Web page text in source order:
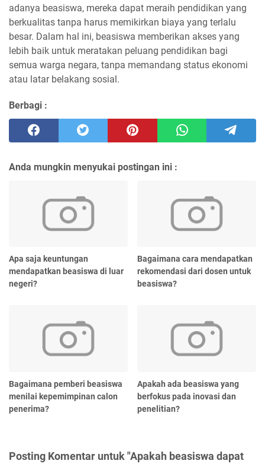
adanya beasiswa, mereka dapat meraih pendidikan yang
berkualitas tanpa harus memikirkan biaya yang terlalu
besar. Dalam hal ini, beasiswa memberikan akses yang
lebih baik untuk meratakan peluang pendidikan bagi
semua warga negara, tanpa memandang status ekonomi
atau latar belakang sosial.
Berbagi :
Anda mungkin menyukai postingan ini :
Apa saja keuntungan
mendapatkan beasiswa di luar
negeri?
Bagaimana cara mendapatkan
rekomendasi dari dosen untuk
beasiswa?
Bagaimana pemberi beasiswa
menilai kepemimpinan calon
penerima?
Apakah ada beasiswa yang
berfokus pada inovasi dan
penelitian?
Posting Komentar untuk "Apakah beasiswa dapat